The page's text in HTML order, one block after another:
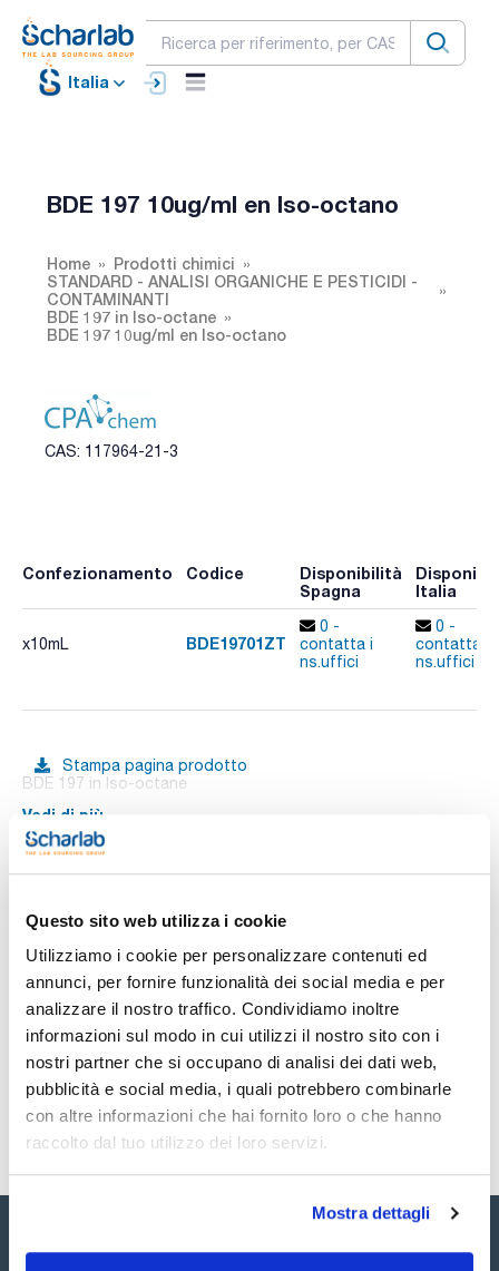
Questo sito web utilizza i cookie
Utilizziamo i cookie per personalizzare contenuti ed
annunci, per fornire funzionalità dei social media e per
analizzare il nostro traffico. Condividiamo inoltre
informazioni sul modo in cui utilizzi il nostro sito con i
nostri partner che si occupano di analisi dei dati web,
pubblicità e social media, i quali potrebbero combinarle
con altre informazioni che hai fornito loro o che hanno
raccolto dal tuo utilizzo dei loro servizi.
Mostra dettagli
Italia
BDE 197 10ug/ml en Iso-octano
Home
Prodotti chimici
STANDARD - ANALISI ORGANICHE E PESTICIDI -
CONTAMINANTI
BDE 197 in Iso-octane
BDE 197 10ug/ml en Iso-octano
CAS: 117964-21-3
Confezionamento Codice
Disponibilità
Spagna
Italia
x10mL BDE19701ZT
0 -
contatta i
ns.uffici
0 -
contatta i
ns.uffici
Stampa pagina prodotto
BDE 197 in Iso-octane
Vedi di più
Documentazione tecnica
TDS / Scheda tecnica
Registrati per i download
Registrati per i download
Sicurezza
Registrati per i download